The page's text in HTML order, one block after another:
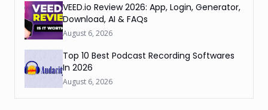
VEED.io Review 2026: App, Login, Generator,
Download, AI & FAQs
August 6, 2026
Top 10 Best Podcast Recording Softwares
In 2026
August 6, 2026